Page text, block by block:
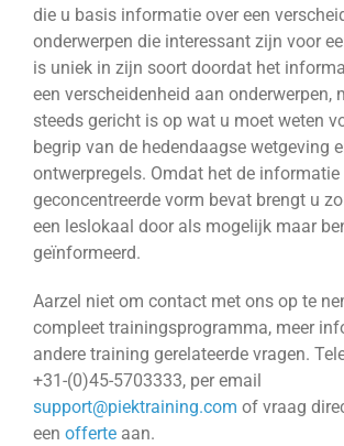
die u basis informatie over een
onderwerpen die interessant zijn voor
is uniek in zijn soort doordat het
een verscheidenheid aan onderwerpen,
steeds gericht is op wat u moet weten
begrip van de hedendaagse wetgeving
ontwerpregels. Omdat het de informatie
geconcentreerde vorm bevat brengt u
een leslokaal door als mogelijk maar
geïnformeerd.
Aarzel niet om contact met ons op te
compleet trainingsprogramma, meer
andere training gerelateerde vragen.
+31-(0)45-5703333, per email
support@piektraining.com of vraag
een offerte aan.